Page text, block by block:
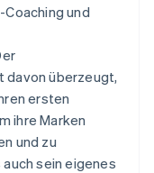
und
davon überzeugt,
ersten
ihre Marken
und zu
sein eigenes